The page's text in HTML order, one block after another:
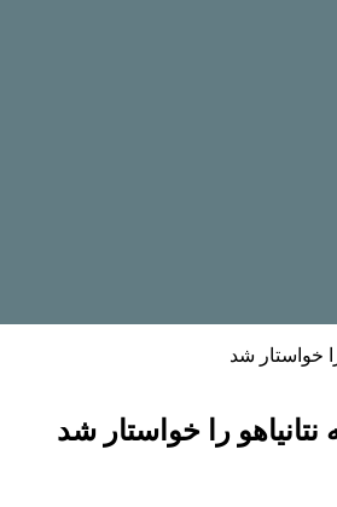
را خواستار شد
نتانیاهو را خواستار شد